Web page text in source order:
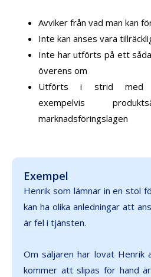
Avviker från vad man kan
Inte kan anses vara
Inte har utförts på ett
överens om
Utförts i strid med
exempelvis
marknadsföringslagen
Exempel
Henrik som lämnar in en stol
kan ha olika anledningar att
är fel i tjänsten.
Om säljaren har lovat Henrik
kommer att slipas för hand